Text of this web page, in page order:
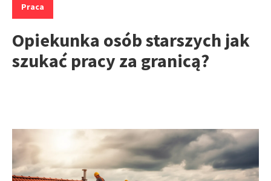
Praca
Opiekunka osób starszych jak
szukać pracy za granicą?